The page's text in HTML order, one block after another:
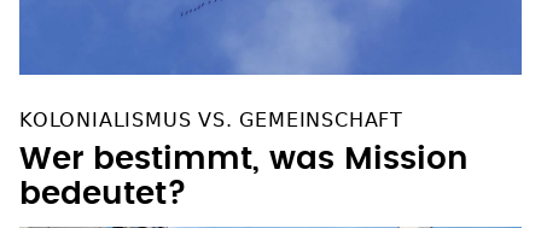
KOLONIALISMUS VS. GEMEINSCHAFT
Wer bestimmt, was Mission
bedeutet?